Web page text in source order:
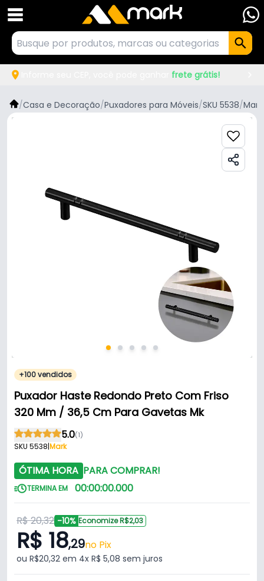
frete grátis!
/Casa e Decoração/Puxadores para Móveis/SKU 5538/Mark
+100 vendidos
Puxador Haste Redondo Preto Com Friso
320 Mm / 36,5 Cm Para Gavetas Mk
5.0(1)
SKU 5538|Mark
ÓTIMA HORA PARA COMPRAR!
TERMINA EM 00:00:00.000
R$ 20,32 -10% Economize R$2,03
R$ 18,29no Pix
ou R$20,32 em 4x R$ 5,08 sem juros